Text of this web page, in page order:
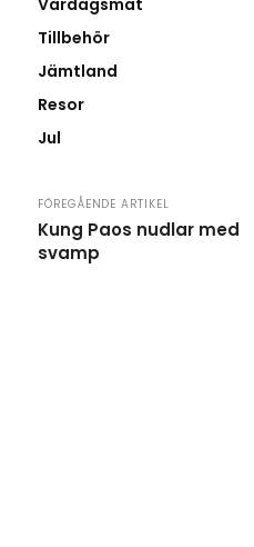
Tillbehör
Jämtland
Resor
Jul
FÖREGÅENDE ARTIKEL
Kung Paos nudlar med
svamp